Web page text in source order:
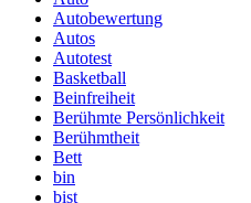
Autobewertung
Autos
Autotest
Basketball
Beinfreiheit
Berühmte Persönlichkeit
Berühmtheit
Bett
bin
bist